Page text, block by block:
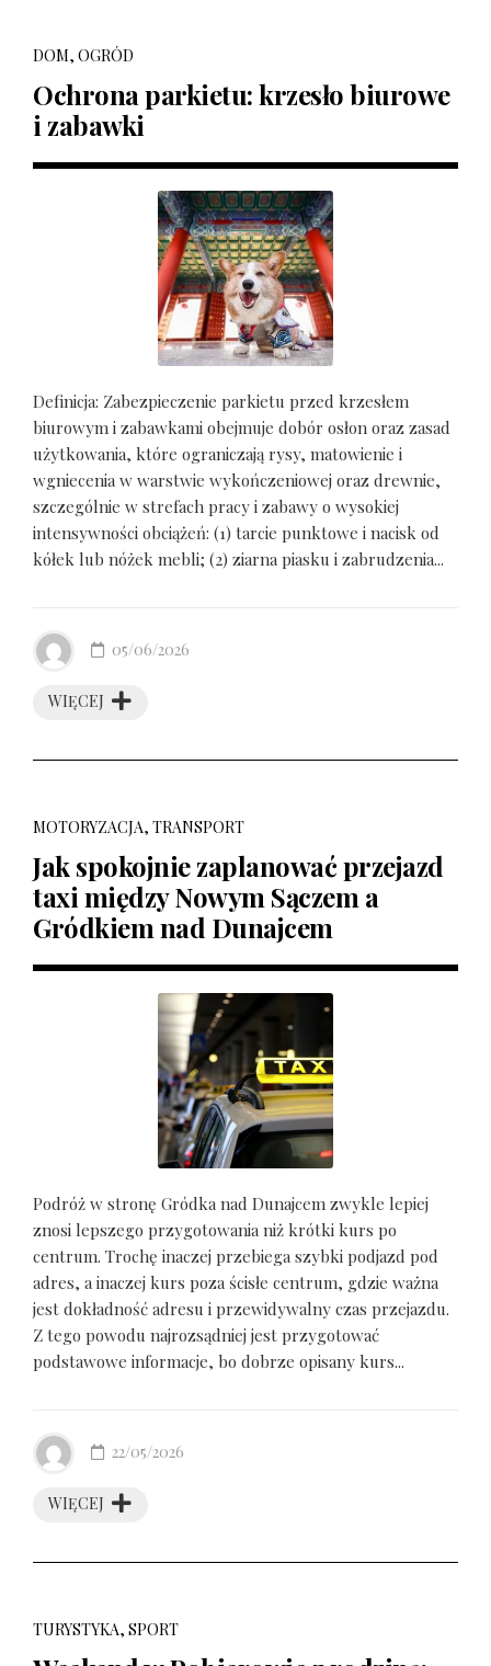
DOM, OGRÓD
Ochrona parkietu: krzesło biurowe
i zabawki
Definicja: Zabezpieczenie parkietu przed krzesłem
biurowym i zabawkami obejmuje dobór osłon oraz zasad
użytkowania, które ograniczają rysy, matowienie i
wgniecenia w warstwie wykończeniowej oraz drewnie,
szczególnie w strefach pracy i zabawy o wysokiej
intensywności obciążeń: (1) tarcie punktowe i nacisk od
kółek lub nóżek mebli; (2) ziarna piasku i zabrudzenia...
WIĘCEJ
05/06/2026
MOTORYZACJA, TRANSPORT
Jak spokojnie zaplanować przejazd
taxi między Nowym Sączem a
Gródkiem nad Dunajcem
Podróż w stronę Gródka nad Dunajcem zwykle lepiej
znosi lepszego przygotowania niż krótki kurs po
centrum. Trochę inaczej przebiega szybki podjazd pod
adres, a inaczej kurs poza ścisłe centrum, gdzie ważna
jest dokładność adresu i przewidywalny czas przejazdu.
Z tego powodu najrozsądniej jest przygotować
podstawowe informacje, bo dobrze opisany kurs...
WIĘCEJ
22/05/2026
TURYSTYKA, SPORT